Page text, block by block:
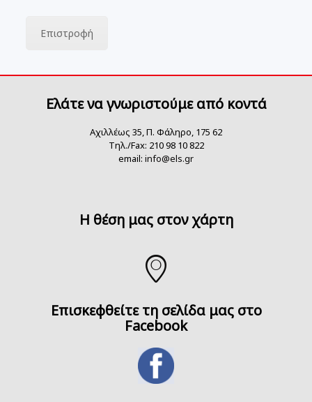
Επιστροφή
Ελάτε να γνωριστούμε από κοντά
Αχιλλέως 35, Π. Φάληρο, 175 62
Τηλ./Fax: 210 98 10 822
email: info@els.gr
H θέση μας στον χάρτη
Επισκεφθείτε τη σελίδα μας στο
Facebook